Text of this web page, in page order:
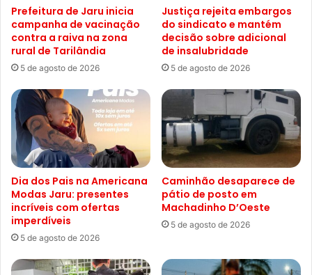
Prefeitura de Jaru inicia
campanha de vacinação
contra a raiva na zona
rural de Tarilândia
5 de agosto de 2026
Justiça rejeita embargos
do sindicato e mantém
decisão sobre adicional
de insalubridade
5 de agosto de 2026
Dia dos Pais na Americana
Modas Jaru: presentes
incríveis com ofertas
imperdíveis
5 de agosto de 2026
Caminhão desaparece de
pátio de posto em
Machadinho D’Oeste
5 de agosto de 2026